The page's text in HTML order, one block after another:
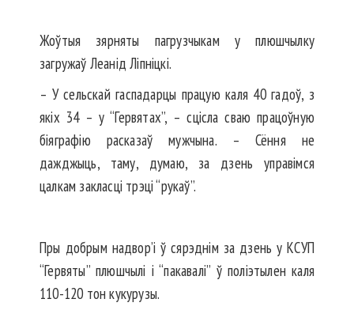
Жоўтыя зярняты пагрузчыкам у плюшчылку
загружаў Леанід Ліпніцкі.
– У сельскай гаспадарцы працую каля 40 гадоў, з
якіх 34 – у “Гервятах”, – сцісла сваю працоўную
біяграфію расказаў мужчына. – Сёння не
дажджыць, таму, думаю, за дзень управімся
цалкам закласці трэці “рукаў”.
Пры добрым надвор’і ў сярэднім за дзень у КСУП
“Гервяты” плюшчылі і “пакавалі” ў поліэтылен каля
110-120 тон кукурузы.